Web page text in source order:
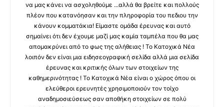
να μας κάνει να ασχοληθούμε ...αλλά θα βρείτε και πολλούς
πλέον που κατανόησαν και την πληροφορία του πεδιου την
κάνουν κομματάκια! Είμαστε ομάδα έρευνας και αυτό
σημαίνει ότι δεν έχουμε μαζί μας καμία ταμπέλα που θα μας
απομακρύνει από το φως της αλήθειας ! Το Κατοχικά Νέα
λοιπόν δεν είναι μια ειδησεογραφική σελίδα αλλά μια σελίδα
έρευνας και κριτικής όλων των στοιχείων της
καθημερινότητας ! Το Κατοχικά Νέα είναι ο χώρος όπου οι
ελεύθεροι ερευνητές χρησιμοποιούν τον τοίχο
αναδημοσιεύσεως σαν αποθήκη στοιχείων σε πολύ